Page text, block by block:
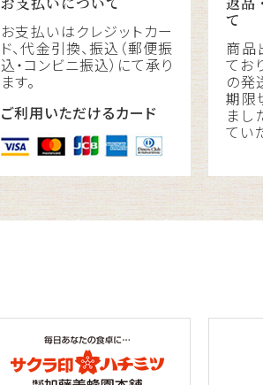
お支払いはクレジットカー
ド、代金引換、振込（郵便振
込・コンビニ振込）にて承り
ます。
ご利用いただけるカード
て
商品
てお
の発
期限
まし
てい